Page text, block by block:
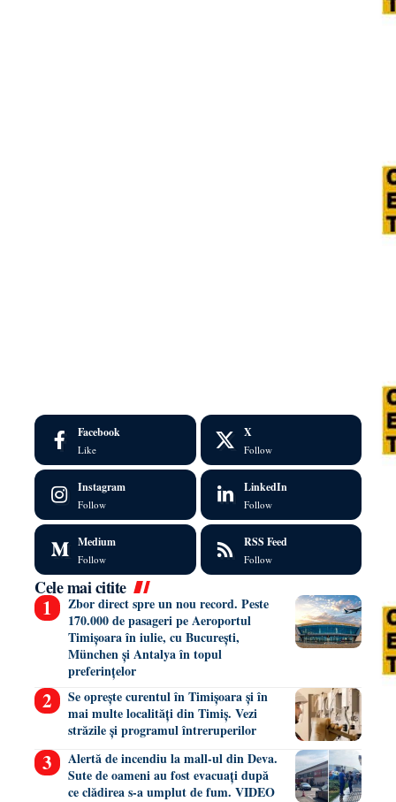
Facebook
Like
X
Follow
Instagram
Follow
LinkedIn
Follow
Medium
Follow
RSS Feed
Follow
Cele mai citite
Zbor direct spre un nou record. Peste
170.000 de pasageri pe Aeroportul
Timișoara în iulie, cu București,
München și Antalya în topul
preferințelor
Se oprește curentul în Timișoara și în
mai multe localități din Timiș. Vezi
străzile și programul întreruperilor
Alertă de incendiu la mall-ul din Deva.
Sute de oameni au fost evacuați după
ce clădirea s-a umplut de fum. VIDEO